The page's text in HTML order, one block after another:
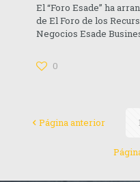
El “Foro Esade” ha
de El Foro de los
Negocios Esade
0
Página anterior